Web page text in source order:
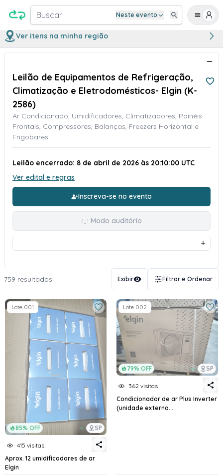
Buscar Neste evento
Ver itens na minha região
Leilão de Equipamentos de Refrigeração,
Climatização e Eletrodomésticos- Elgin (K-
2586)
Ar Condicionado, Umidificadores, Climatizadores, Painéis
Frontais, Compressores, Balanças, Freezers Horizontal e
Frigobares.
Leilão encerrado: 8 de abril de 2026 às 20:10:00 UTC
Ver edital e regras
Inscreva-se no evento
Modo auditório
759 resultados Exibir Filtrar e Ordenar
85% OFF SP
Lote 001
415 visitas
Aprox. 12 umidificadores de ar
Elgin
79% OFF SP
Lote 002
362 visitas
Condicionador de ar Plus Inverter
(unidade externa...